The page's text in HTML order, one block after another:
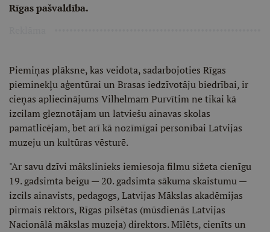
Rīgas pašvaldība.
Piemiņas plāksne, kas veidota, sadarbojoties Rīgas
pieminekļu aģentūrai un Brasas iedzīvotāju biedrībai, ir
cieņas apliecinājums Vilhelmam Purvītim ne tikai kā
izcilam gleznotājam un latviešu ainavas skolas
pamatlicējam, bet arī kā nozīmīgai personībai Latvijas
muzeju un kultūras vēsturē.
"Ar savu dzīvi mākslinieks iemiesoja filmu sižeta cienīgu
19. gadsimta beigu — 20. gadsimta sākuma skaistumu —
izcils ainavists, pedagogs, Latvijas Mākslas akadēmijas
pirmais rektors, Rīgas pilsētas (mūsdienās Latvijas
Nacionālā mākslas muzeja) direktors. Mīlēts, cienīts un